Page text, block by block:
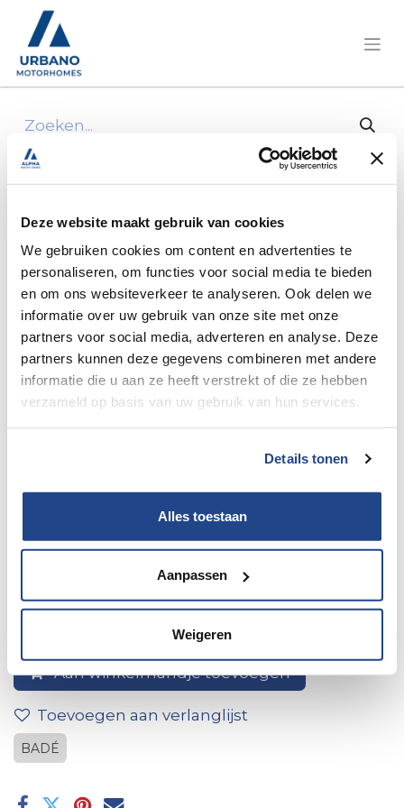
Deze website maakt gebruik van cookies
We gebruiken cookies om content en advertenties te
personaliseren, om functies voor social media te bieden
en om ons websiteverkeer te analyseren. Ook delen we
informatie over uw gebruik van onze site met onze
partners voor social media, adverteren en analyse. Deze
partners kunnen deze gegevens combineren met andere
informatie die u aan ze heeft verstrekt of die ze hebben
verzameld op basis van uw gebruik van hun services.
Details tonen
Alles toestaan
Aanpassen
Weigeren
Alle producten 2-Panel Cover Frame, Brown
2-Panel Cover Frame, Brown
Aan winkelmandje toevoegen
Toevoegen aan verlanglijst
BADÉ